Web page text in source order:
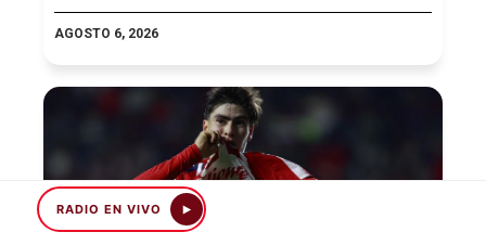
RADIO EN VIVO
AGOSTO 6, 2026